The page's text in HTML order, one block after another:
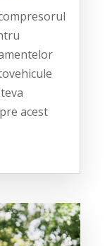
acest